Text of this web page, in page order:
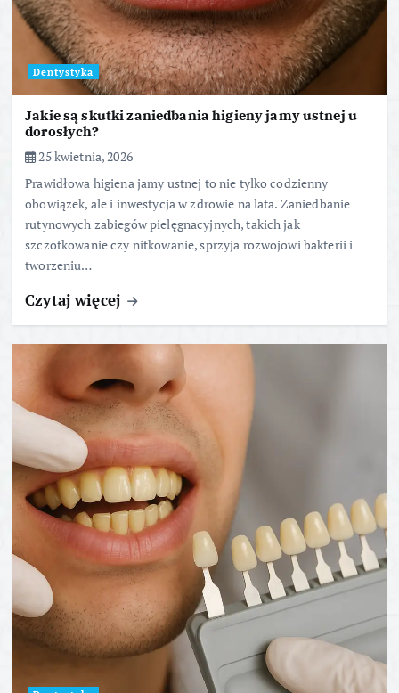
Dentystyka
Jakie są skutki zaniedbania higieny jamy ustnej u
dorosłych?
25 kwietnia, 2026
Prawidłowa higiena jamy ustnej to nie tylko codzienny
obowiązek, ale i inwestycja w zdrowie na lata. Zaniedbanie
rutynowych zabiegów pielęgnacyjnych, takich jak
szczotkowanie czy nitkowanie, sprzyja rozwojowi bakterii i
tworzeniu…
Czytaj więcej